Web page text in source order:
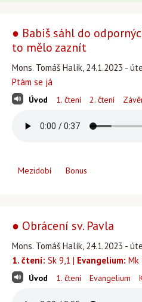
● Babiš sáhl do
to mělo zaznít
Mons. Tomáš Halík, 24.1.2023 -
Ptám se já
Úvod 1. čtení 2. čtení
Mezidobí Bonus
● Obrácení sv. Pavla
Mons. Tomáš Halík, 24.1.2023 -
1. čtení: Sk 9,1 | Evangelium: Mk
Úvod 1. čtení Evangelium